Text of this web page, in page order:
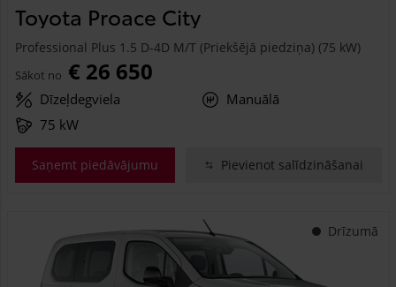
Toyota Proace City
Professional Plus 1.5 D-4D M/T (Priekšējā piedziņa) (75 kW)
Sākot no € 26 650
Dīzeļdegviela
Manuālā
75 kW
Saņemt piedāvājumu Pievienot salīdzināšanai
Drīzumā